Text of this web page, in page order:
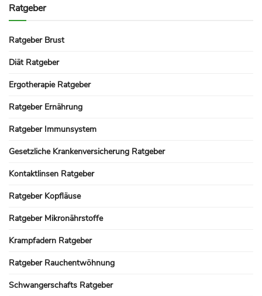
Ratgeber
Ratgeber Brust
Diät Ratgeber
Ergotherapie Ratgeber
Ratgeber Ernährung
Ratgeber Immunsystem
Gesetzliche Krankenversicherung Ratgeber
Kontaktlinsen Ratgeber
Ratgeber Kopfläuse
Ratgeber Mikronährstoffe
Krampfadern Ratgeber
Ratgeber Rauchentwöhnung
Schwangerschafts Ratgeber